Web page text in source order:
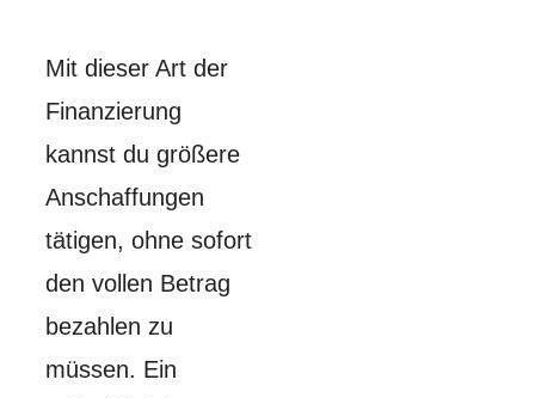
Mit dieser Art der
Finanzierung
kannst du größere
Anschaffungen
tätigen, ohne sofort
den vollen Betrag
bezahlen zu
müssen. Ein